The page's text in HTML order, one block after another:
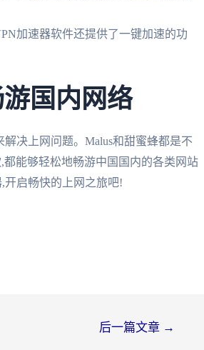
加速器软件还提供了一键加速的功
国内网络
决上网问题。Malus和甜蜜蜂都是不
能够轻松地畅游中国国内的各类网站
开启畅快的上网之旅吧!
后一篇文章 →